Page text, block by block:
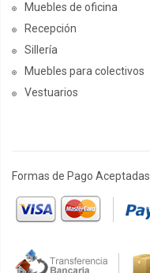
Muebles de oficina
Recepción
Sillería
Muebles para colectivos
Vestuarios
Formas de Pago Aceptadas